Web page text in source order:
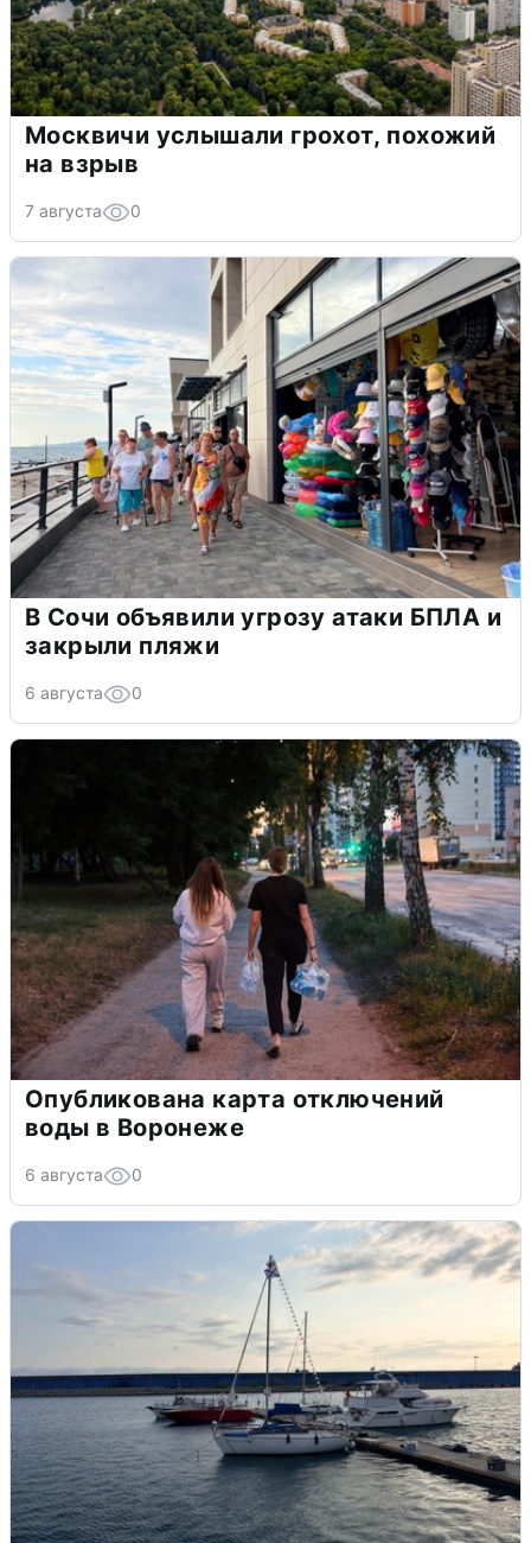
Москвичи услышали грохот, похожий
на взрыв
7 августа 0
В Сочи объявили угрозу атаки БПЛА и
закрыли пляжи
6 августа 0
Опубликована карта отключений
воды в Воронеже
6 августа 0